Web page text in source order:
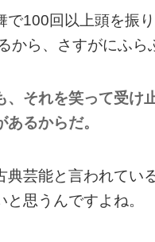
で100回以上頭を振
から、さすがにふら
、それを笑って受け
るからだ。
典芸能と言われてい
思うんですよね。